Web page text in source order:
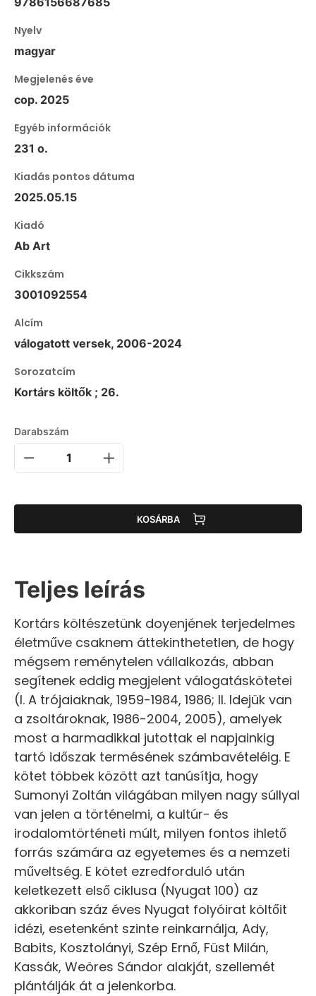
Nyelv
magyar
Megjelenés éve
cop. 2025
Egyéb információk
231 o.
Kiadás pontos dátuma
2025.05.15
Kiadó
Ab Art
Cikkszám
3001092554
Alcím
válogatott versek, 2006-2024
Sorozatcím
Kortárs költők ; 26.
Darabszám
KOSÁRBA
Teljes leírás
Kortárs költészetünk doyenjének terjedelmes
életműve csaknem áttekinthetetlen, de hogy
mégsem reménytelen vállalkozás, abban
segítenek eddig megjelent válogatáskötetei
(I. A trójaiaknak, 1959-1984, 1986; II. Idejük van
a zsoltároknak, 1986-2004, 2005), amelyek
most a harmadikkal jutottak el napjainkig
tartó időszak termésének számbavételéig. E
kötet többek között azt tanúsítja, hogy
Sumonyi Zoltán világában milyen nagy súllyal
van jelen a történelmi, a kultúr- és
irodalomtörténeti múlt, milyen fontos ihlető
forrás számára az egyetemes és a nemzeti
műveltség. E kötet ezredforduló után
keletkezett első ciklusa (Nyugat 100) az
akkoriban száz éves Nyugat folyóirat költőit
idézi, esetenként szinte reinkarnálja, Ady,
Babits, Kosztolányi, Szép Ernő, Füst Milán,
Kassák, Weöres Sándor alakját, szellemét
plántálják át a jelenkorba.